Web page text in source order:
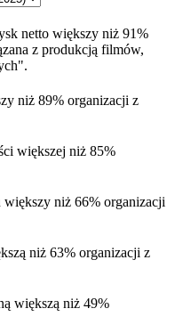
netto większy niż 91%
z produkcją filmów,
niż 89% organizacji z
większej niż 85%
większy niż 66% organizacji
niż 63% organizacji z
większą niż 49%